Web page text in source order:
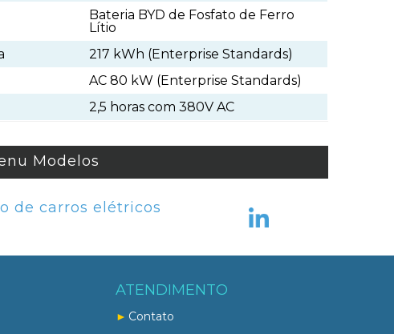
Bateria BYD de Fosfato de Ferro
Lítio
217 kWh (Enterprise Standards)
AC 80 kW (Enterprise Standards)
2,5 horas com 380V AC
Modelos
de carros elétricos
ATENDIMENTO
Contato